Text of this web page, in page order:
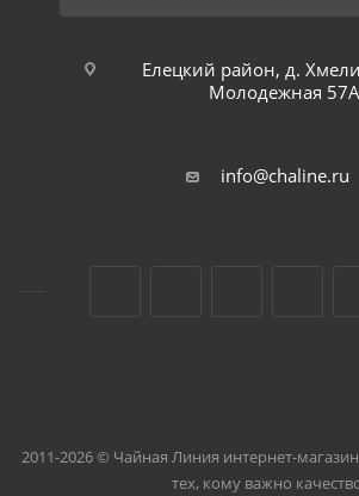
Елецкий район, д.
Молодежная 57А
info@chaline.ru
2011-2026 © Чайная Линия интернет-
тех, кому важно